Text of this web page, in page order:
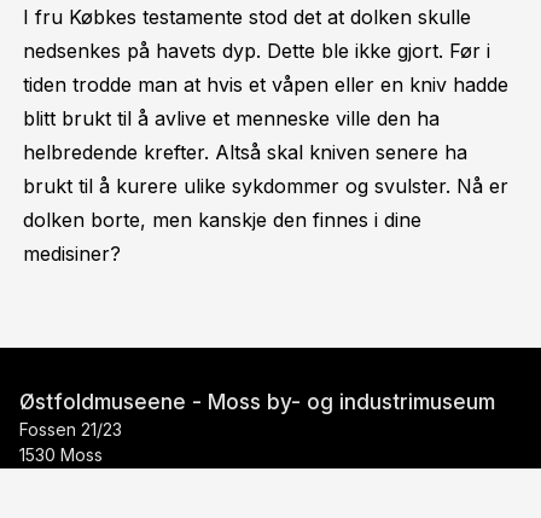
I fru Købkes testamente stod det at dolken skulle
nedsenkes på havets dyp. Dette ble ikke gjort. Før i
tiden trodde man at hvis et våpen eller en kniv hadde
blitt brukt til å avlive et menneske ville den ha
helbredende krefter. Altså skal kniven senere ha
brukt til å kurere ulike sykdommer og svulster. Nå er
dolken borte, men kanskje den finnes i dine
medisiner?
Østfoldmuseene - Moss by- og industrimuseum
Fossen 21/23
1530 Moss